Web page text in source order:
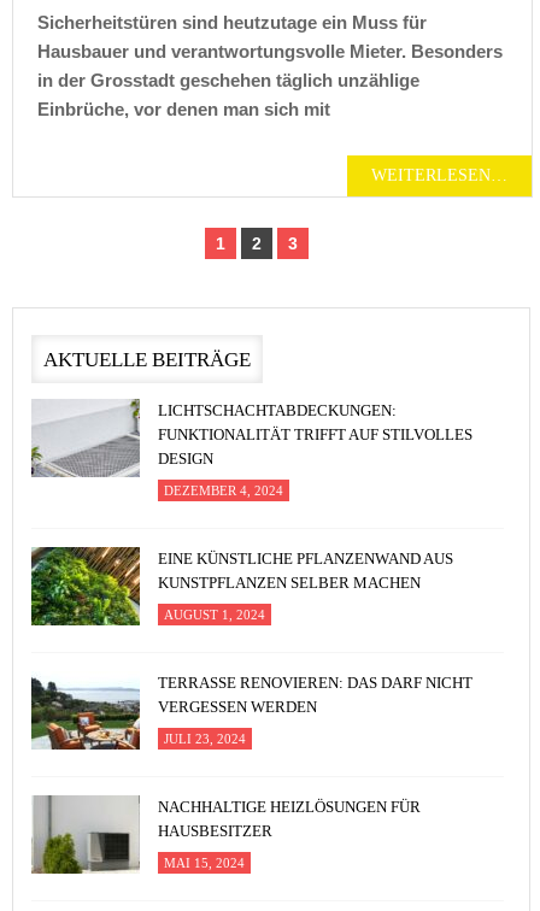
Sicherheitstüren sind heutzutage ein Muss für
Hausbauer und verantwortungsvolle Mieter. Besonders
in der Grosstadt geschehen täglich unzählige
Einbrüche, vor denen man sich mit
WEITERLESEN…
1 2 3
AKTUELLE BEITRÄGE
LICHTSCHACHTABDECKUNGEN:
FUNKTIONALITÄT TRIFFT AUF STILVOLLES
DESIGN
DEZEMBER 4, 2024
EINE KÜNSTLICHE PFLANZENWAND AUS
KUNSTPFLANZEN SELBER MACHEN
AUGUST 1, 2024
TERRASSE RENOVIEREN: DAS DARF NICHT
VERGESSEN WERDEN
JULI 23, 2024
NACHHALTIGE HEIZLÖSUNGEN FÜR
HAUSBESITZER
MAI 15, 2024